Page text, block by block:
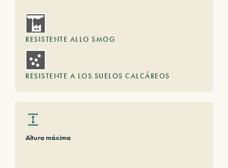
RESISTENTE ALLO SMOG
RESISTENTE A LOS SUELOS CALCÁREOS
Altura máxima